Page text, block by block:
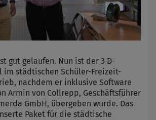
gut gelaufen. Nun ist der 3 D-
im städtischen Schüler-Freizeit-
nachdem er inklusive Software
Armin von Collrepp, Geschäftsführer
GmbH, übergeben wurde. Das
Paket für die städtische